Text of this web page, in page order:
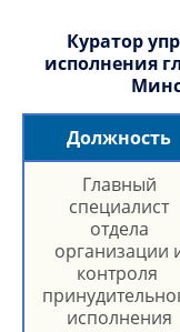
Куратор
исполнения
Должность
Главный
специалист
отдела
организации
контроля
исполнения